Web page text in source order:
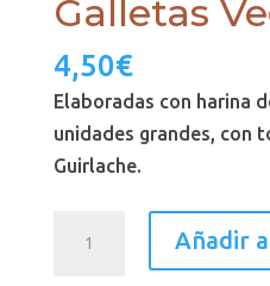
Galletas
4,50€
Elaboradas con harina
unidades grandes, con
Guirlache.
Añadir